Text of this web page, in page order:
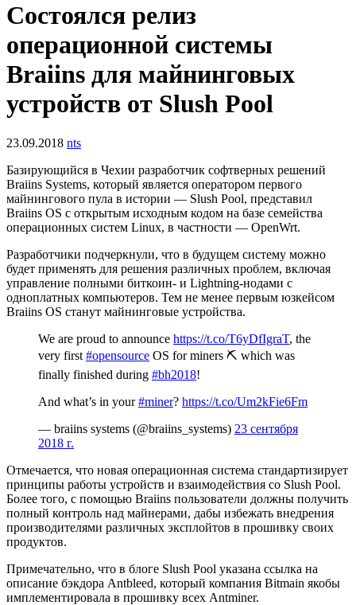
Состоялся релиз
операционной системы
Braiins для майнинговых
устройств от Slush Pool
23.09.2018 nts
Базирующийся в Чехии разработчик софтверных решений
Braiins Systems, который является оператором первого
майнингового пула в истории — Slush Pool, представил
Braiins OS с открытым исходным кодом на базе семейства
операционных систем Linux, в частности — OpenWrt.
Разработчики подчеркнули, что в будущем систему можно
будет применять для решения различных проблем, включая
управление полными биткоин- и Lightning-нодами с
одноплатных компьютеров. Тем не менее первым юзкейсом
Braiins OS станут майнинговые устройства.
We are proud to announce https://t.co/T6yDfIgraT, the
very first #opensource OS for miners ⛏️ which was
finally finished during #bh2018!
And what’s in your#miner? https://t.co/Um2kFie6Fm
— braiins systems (@braiins_systems) 23 сентября
2018 г.
Отмечается, что новая операционная система стандартизирует
принципы работы устройств и взаимодействия со Slush Pool.
Более того, с помощью Braiins пользователи должны получить
полный контроль над майнерами, дабы избежать внедрения
производителями различных эксплойтов в прошивку своих
продуктов.
Примечательно, что в блоге Slush Pool указана ссылка на
описание бэкдора Antbleed, который компания Bitmain якобы
имплементировала в прошивку всех Antminer.